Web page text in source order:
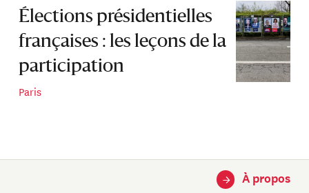
Élections présidentielles
françaises : les leçons de la
participation
Paris
→ À propos